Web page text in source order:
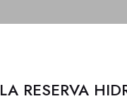
LA RESERVA